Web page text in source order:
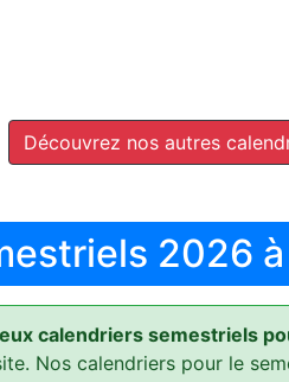
Découvrez nos autres
2026
calendriers semestriels
Nos calendriers pour le